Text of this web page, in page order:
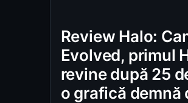
Review Halo:
Evolved, primul
revine după 25
o grafică demnă